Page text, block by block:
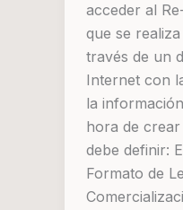
acceder al
que se
través de un
Internet con
la
hora de
debe definir:
Formato de